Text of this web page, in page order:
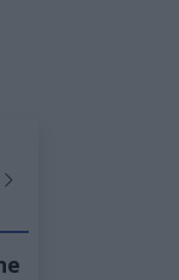
Następne